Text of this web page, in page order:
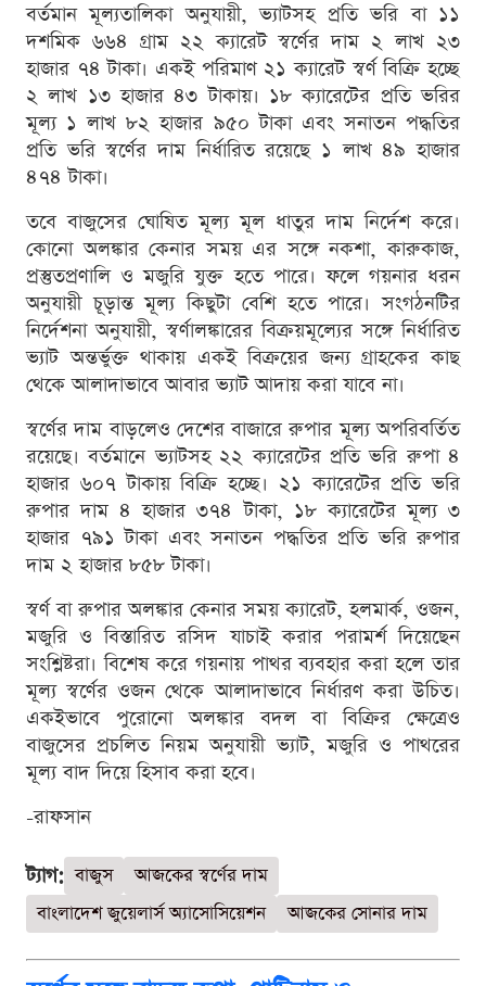
বর্তমান মূল্যতালিকা অনুযায়ী, ভ্যাটসহ প্রতি ভরি বা ১১
দশমিক ৬৬৪ গ্রাম ২২ ক্যারেট স্বর্ণের দাম ২ লাখ ২৩
হাজার ৭৪ টাকা। একই পরিমাণ ২১ ক্যারেট স্বর্ণ বিক্রি হচ্ছে
২ লাখ ১৩ হাজার ৪৩ টাকায়। ১৮ ক্যারেটের প্রতি ভরির
মূল্য ১ লাখ ৮২ হাজার ৯৫০ টাকা এবং সনাতন পদ্ধতির
প্রতি ভরি স্বর্ণের দাম নির্ধারিত রয়েছে ১ লাখ ৪৯ হাজার
৪৭৪ টাকা।
তবে বাজুসের ঘোষিত মূল্য মূল ধাতুর দাম নির্দেশ করে।
কোনো অলঙ্কার কেনার সময় এর সঙ্গে নকশা, কারুকাজ,
প্রস্তুতপ্রণালি ও মজুরি যুক্ত হতে পারে। ফলে গয়নার ধরন
অনুযায়ী চূড়ান্ত মূল্য কিছুটা বেশি হতে পারে। সংগঠনটির
নির্দেশনা অনুযায়ী, স্বর্ণালঙ্কারের বিক্রয়মূল্যের সঙ্গে নির্ধারিত
ভ্যাট অন্তর্ভুক্ত থাকায় একই বিক্রয়ের জন্য গ্রাহকের কাছ
থেকে আলাদাভাবে আবার ভ্যাট আদায় করা যাবে না।
স্বর্ণের দাম বাড়লেও দেশের বাজারে রুপার মূল্য অপরিবর্তিত
রয়েছে। বর্তমানে ভ্যাটসহ ২২ ক্যারেটের প্রতি ভরি রুপা ৪
হাজার ৬০৭ টাকায় বিক্রি হচ্ছে। ২১ ক্যারেটের প্রতি ভরি
রুপার দাম ৪ হাজার ৩৭৪ টাকা, ১৮ ক্যারেটের মূল্য ৩
হাজার ৭৯১ টাকা এবং সনাতন পদ্ধতির প্রতি ভরি রুপার
দাম ২ হাজার ৮৫৮ টাকা।
স্বর্ণ বা রুপার অলঙ্কার কেনার সময় ক্যারেট, হলমার্ক, ওজন,
মজুরি ও বিস্তারিত রসিদ যাচাই করার পরামর্শ দিয়েছেন
সংশ্লিষ্টরা। বিশেষ করে গয়নায় পাথর ব্যবহার করা হলে তার
মূল্য স্বর্ণের ওজন থেকে আলাদাভাবে নির্ধারণ করা উচিত।
একইভাবে পুরোনো অলঙ্কার বদল বা বিক্রির ক্ষেত্রেও
বাজুসের প্রচলিত নিয়ম অনুযায়ী ভ্যাট, মজুরি ও পাথরের
মূল্য বাদ দিয়ে হিসাব করা হবে।
-রাফসান
ট্যাগ: বাজুস
আজকের স্বর্ণের দাম
বাংলাদেশ জুয়েলার্স অ্যাসোসিয়েশন
আজকের সোনার দাম